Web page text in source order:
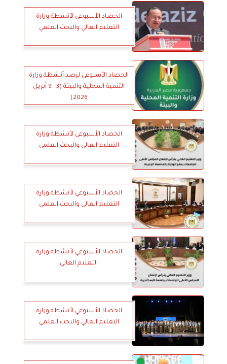
الحصاد الأسبوعي لأنشطة وزارة
التعليم العالي والبحث العلمي
الحصاد الأسبوعي لرصد أنشطة وزارة
التنمية المحلية والبيئة (3 : 9 أبريل
2026)
الحصاد الأسبوعي لأنشطة وزارة
التعليم العالي والبحث العلمي
الحصاد الأسبوعي لأنشطة وزارة
التعليم العالي والبحث العلمي
الحصاد الأسبوعي لأنشطة وزارة
التعليم العالي
الحصاد الأسبوعي لأنشطة وزارة
التعليم العالي والبحث العلمي